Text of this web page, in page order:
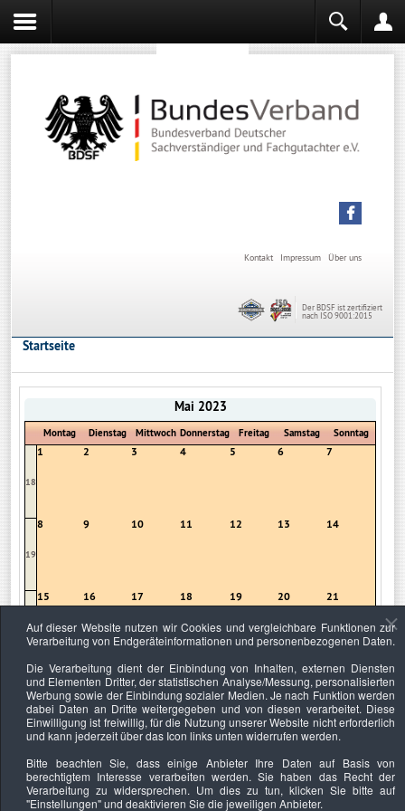
Über uns
Impressum
Kontakt
Der BDSF ist zertifiziert
nach ISO 9001:2015
Startseite
Mai 2023
Montag Dienstag Mittwoch Donnerstag Freitag Samstag Sonntag
18
1 2 3 4 5 6 7
19
8 9 10 11 12 13 14
20
15 16 17 18 19 20 21
21
22 23 24 25 26 27 28
22
29 30 31 1 2 3 4
Auf dieser Website nutzen wir Cookies und vergleichbare Funktionen zur
Verarbeitung von Endgeräteinformationen und personenbezogenen Daten.
Die Verarbeitung dient der Einbindung von Inhalten, externen Diensten
und Elementen Dritter, der statistischen Analyse/Messung, personalisierten
Werbung sowie der Einbindung sozialer Medien. Je nach Funktion werden
dabei Daten an Dritte weitergegeben und von diesen verarbeitet. Diese
Einwilligung ist freiwillig, für die Nutzung unserer Website nicht erforderlich
und kann jederzeit über das Icon links unten widerrufen werden.
Bitte beachten Sie, dass einige Anbieter Ihre Daten auf Basis von
berechtigtem Interesse verarbeiten werden. Sie haben das Recht der
Verarbeitung zu widersprechen. Um dies zu tun, klicken Sie bitte auf
"Einstellungen"und deaktivieren Sie die jeweiligen Anbieter.